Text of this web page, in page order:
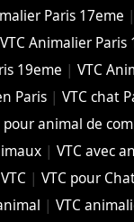
Paris 17eme
VTC Animalier Paris
19eme |VTC
Paris |VTC chat
pour animal de
|VTC avec
| VTC pour
| VTC